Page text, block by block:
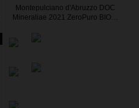
Montepulciano d'Abruzzo DOC
Mineraliae 2021 ZeroPuro BIO…